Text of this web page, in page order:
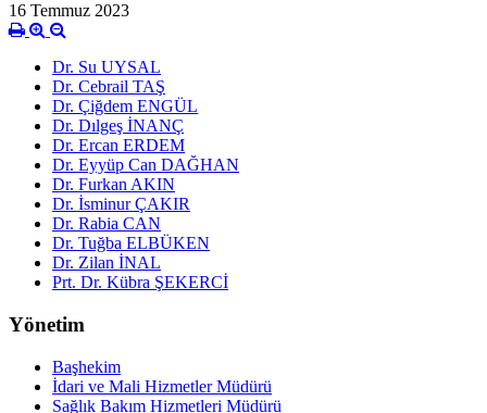
16 Temmuz 2023
Dr. Su UYSAL
Dr. Cebrail TAŞ
Dr. Çiğdem ENGÜL
Dr. Dılgeş İNANÇ
Dr. Ercan ERDEM
Dr. Eyyüp Can DAĞHAN
Dr. Furkan AKIN
Dr. İsminur ÇAKIR
Dr. Rabia CAN
Dr. Tuğba ELBÜKEN
Dr. Zilan İNAL
Prt. Dr. Kübra ŞEKERCİ
Yönetim
Başhekim
İdari ve Mali Hizmetler Müdürü
Sağlık Bakım Hizmetleri Müdürü